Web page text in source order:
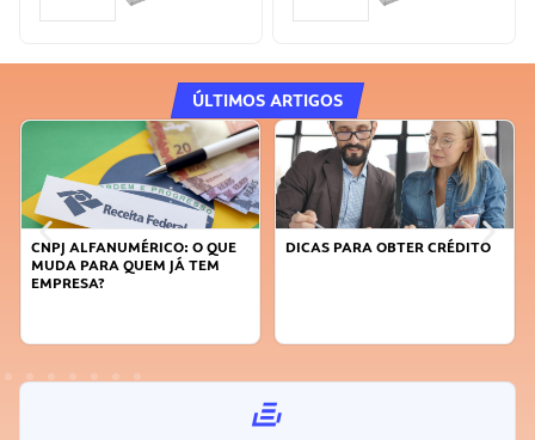
ÚLTIMOS ARTIGOS
CNPJ ALFANUMÉRICO: O QUE
MUDA PARA QUEM JÁ TEM
EMPRESA?
DICAS PARA OBTER CRÉDITO